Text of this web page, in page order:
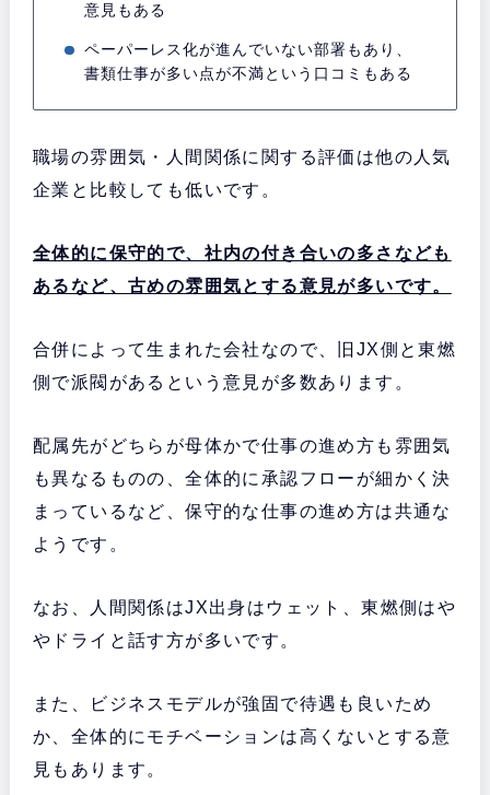
意見もある
ペーパーレス化が進んでいない部署もあり、
書類仕事が多い点が不満という口コミもある
職場の雰囲気・人間関係に関する評価は他の人気
企業と比較しても低いです。
全体的に保守的で、社内の付き合いの多さなども
あるなど、古めの雰囲気とする意見が多いです。
合併によって生まれた会社なので、旧JX側と東燃
側で派閥があるという意見が多数あります。
配属先がどちらが母体かで仕事の進め方も雰囲気
も異なるものの、全体的に承認フローが細かく決
まっているなど、保守的な仕事の進め方は共通な
ようです。
なお、人間関係はJX出身はウェット、東燃側はや
やドライと話す方が多いです。
また、ビジネスモデルが強固で待遇も良いため
か、全体的にモチベーションは高くないとする意
見もあります。